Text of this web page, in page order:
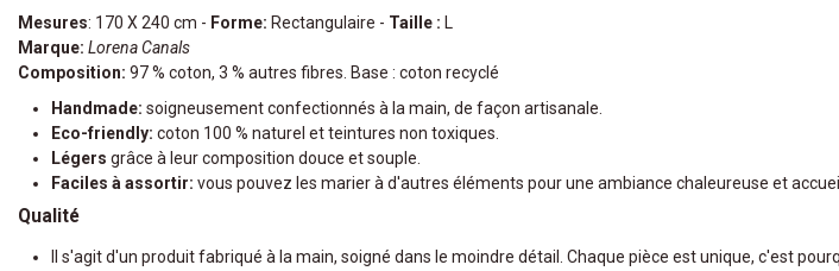
Mesures: 170 X 240 cm - Forme: Rectangulaire - Taille : L
Marque: Lorena Canals
Composition: 97 % coton, 3 % autres fibres. Base : coton recyclé
Handmade: soigneusement confectionnés à la main, de façon artisanale.
Eco-friendly: coton 100 % naturel et teintures non toxiques.
Légers grâce à leur composition douce et souple.
Faciles à assortir: vous pouvez les marier à d'autres éléments pour une ambiance chaleureuse et
Qualité
Il s'agit d'un produit fabriqué à la main, soigné dans le moindre détail. Chaque pièce est unique, c'est